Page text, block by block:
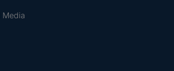
vanaf €100,- op uw eerstvolgende
vanaf €100,- op uw eerstvolgende
Media